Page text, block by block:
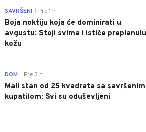
SAVRŠENI Pre 1 h
Boja noktiju koja će dominirati u
avgustu: Stoji svima i ističe preplanulu
kožu
DOM Pre 3 h
Mali stan od 25 kvadrata sa savršenim
kupatilom: Svi su oduševljeni